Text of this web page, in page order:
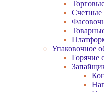
Счетные
Упаковочное
Горячие